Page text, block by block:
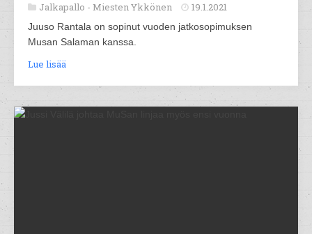
Jalkapallo - Miesten Ykkönen 19.1.2021
Juuso Rantala on sopinut vuoden jatkosopimuksen
Musan Salaman kanssa.
Lue lisää